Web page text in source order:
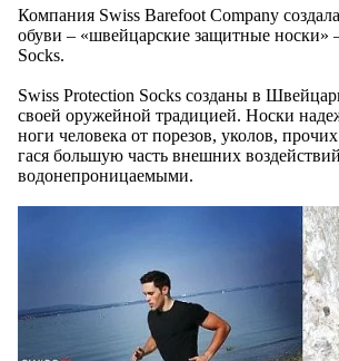
Компания Swiss Barefoot Company
обуви – «швейцарские защитные носки»
Socks.
Swiss Protection Socks созданы в
своей оружейной традицией. Носки
ноги человека от порезов, уколов,
гася большую часть внешних
водонепроницаемыми.